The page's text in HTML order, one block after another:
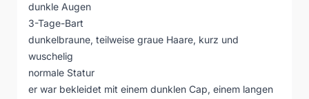
dunkle Augen
3-Tage-Bart
dunkelbraune, teilweise graue Haare, kurz und
wuschelig
normale Statur
er war bekleidet mit einem dunklen Cap, einem langen